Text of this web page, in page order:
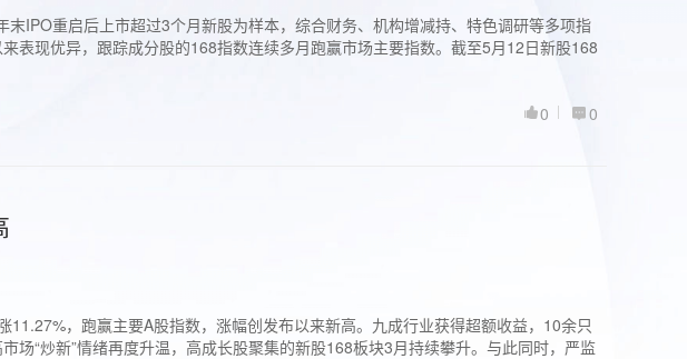
IPO重启后上市超过3个月新股为样本，综合财务、机构增减持、特色调研等多项指
表现优异，跟踪成分股的168指数连续多月跑赢市场主要指数。截至5月12日新股168
0
0
，跑赢主要A股指数，涨幅创发布以来新高。九成行业获得超额收益，10余只
场“炒新”情绪再度升温，高成长股聚集的新股168板块3月持续攀升。与此同时，严监